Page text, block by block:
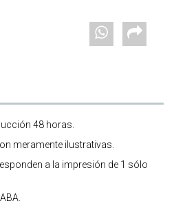
48 horas.
meramente ilustrativas.
a la impresión de 1 sólo